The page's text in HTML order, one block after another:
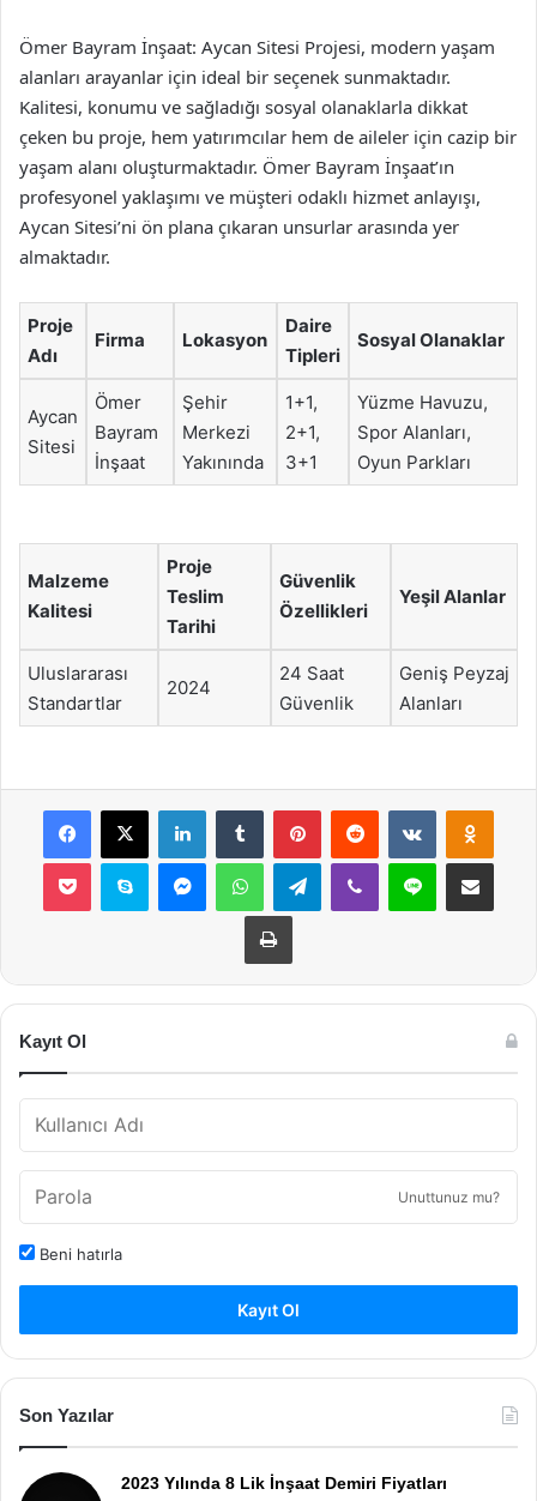
Ömer Bayram İnşaat: Aycan Sitesi Projesi, modern yaşam
alanları arayanlar için ideal bir seçenek sunmaktadır.
Kalitesi, konumu ve sağladığı sosyal olanaklarla dikkat
çeken bu proje, hem yatırımcılar hem de aileler için cazip bir
yaşam alanı oluşturmaktadır. Ömer Bayram İnşaat’ın
profesyonel yaklaşımı ve müşteri odaklı hizmet anlayışı,
Aycan Sitesi’ni ön plana çıkaran unsurlar arasında yer
almaktadır.
Proje
Adı
Firma Lokasyon
Daire
Tipleri
Sosyal Olanaklar
Aycan
Sitesi
Ömer
Bayram
İnşaat
Şehir
Merkezi
Yakınında
1+1,
2+1,
3+1
Yüzme Havuzu,
Spor Alanları,
Oyun Parkları
Malzeme
Kalitesi
Proje
Teslim
Tarihi
Güvenlik
Özellikleri
Yeşil Alanlar
Uluslararası
Standartlar
2024
24 Saat
Güvenlik
Geniş Peyzaj
Alanları
Facebook
X LinkedInTumblr PinterestReddit VKontakte
Pocket Skype MessengerWhatsAppTelegramViber Line E-Posta ile
Yazdır
Kayıt Ol
Unuttunuz mu?
Beni hatırla
Kayıt Ol
Son Yazılar
2023 Yılında 8 Lik İnşaat Demiri Fiyatları